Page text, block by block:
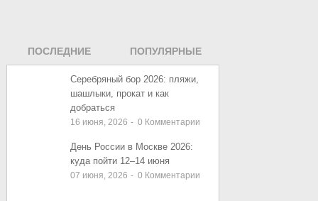
ПОСЛЕДНИЕ
ЗАПИСИ
ПОПУЛЯРНЫЕ
ЗАПИСИ
Серебряный бор 2026: пляжи,
шашлыки, прокат и как
добраться
16 июня, 2026 - 0 Комментарии
День России в Москве 2026:
куда пойти 12–14 июня
07 июня, 2026 - 0 Комментарии